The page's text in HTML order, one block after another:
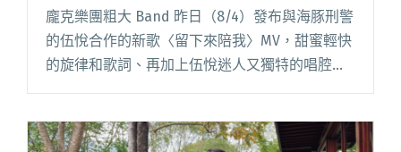
龐克樂團粗大 Band 昨日（8/4）發布與海豚刑警
的伍悅合作的新歌〈留下來陪我〉MV，甜蜜輕快
的旋律和歌詞、再加上伍悅迷人又獨特的唱腔，
讓人一聽就上癮。呼應七夕佳節，粗大 Band 為
著他們閱讀全文 "粗大Band與伍悅合作新曲〈留